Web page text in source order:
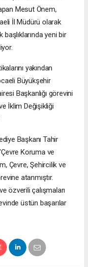
Mesut Önem,
İl Müdürü olarak
yeni bir
yakından
Büyükşehir
Başkanlığı görevini
İklim Değişikliği
Başkanı Tahir
Koruma ve
Çevre, Şehircilik ve
atanmıştır.
özverili çalışmaları
üstün başarılar